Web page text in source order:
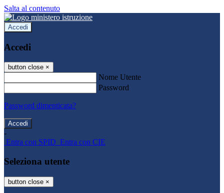
Salta al contenuto
Accedi
Accedi
button close ×
Nome Utente
Password
Password dimenticata?
-
Entra con SPID Entra con CIE
Seleziona utente
button close ×